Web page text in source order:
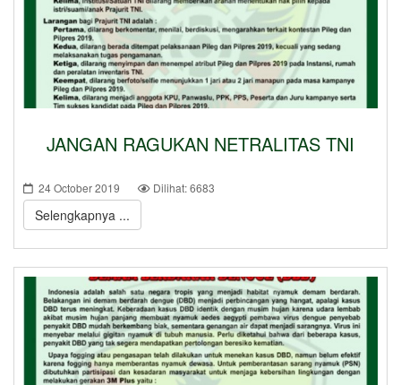
JANGAN RAGUKAN NETRALITAS TNI
24 October 2019 Dilihat: 6683
Selengkapnya ...